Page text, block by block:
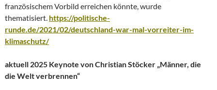
französischem Vorbild erreichen könnte, wurde
thematisiert. https://politische-
runde.de/2021/02/deutschland-war-mal-vorreiter-im-
klimaschutz/
aktuell 2025 Keynote von Christian Stöcker „Männer, die
die Welt verbrennen“